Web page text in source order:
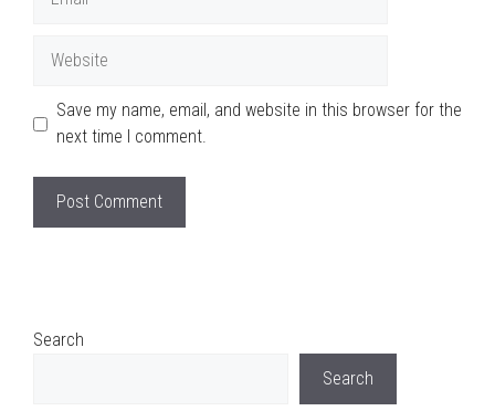
Save my name, email, and website in this browser for the
next time I comment.
Search
Search